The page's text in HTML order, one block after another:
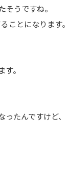
うですね。
ことになります。
。
たんですけど